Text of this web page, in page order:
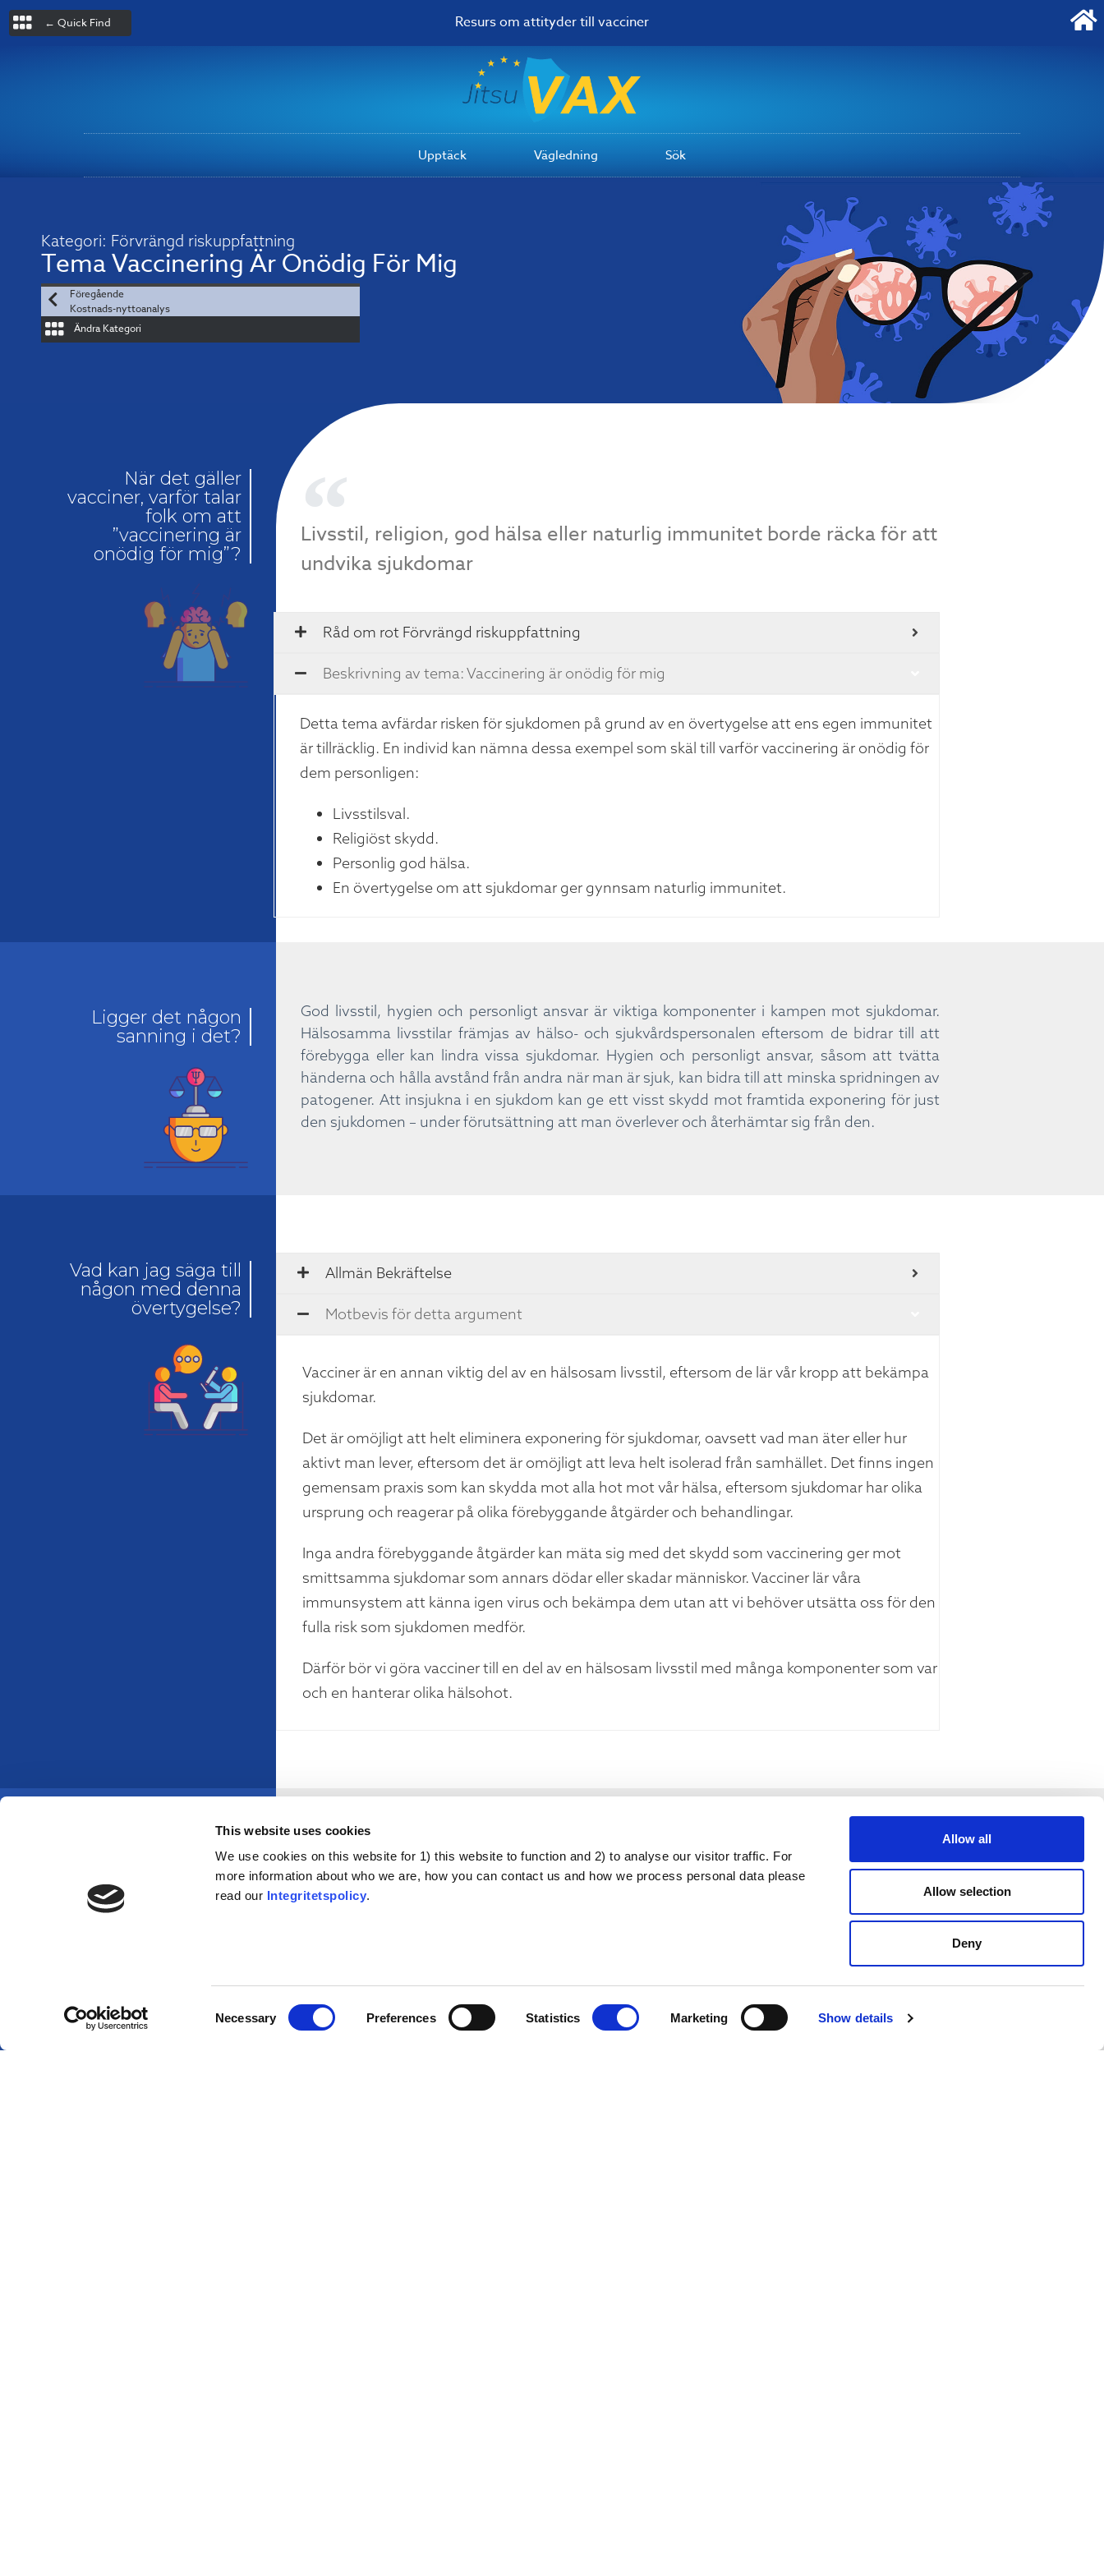
This website uses cookies
We use cookies on this website for 1) this website to function and 2) to analyse our visitor traffic. For
more information about who we are, how you can contact us and how we process personal data please
read our Integritetspolicy.
Selection
Necessary Preferences Statistics Marketing Show details
Allow all
Allow selection
Deny
← Quick Find Resurs om attityder till vacciner
Upptäck Vägledning Sök
Kategori: Förvrängd riskuppfattning
TemaVaccinering Är Onödig För Mig
Föregående
Kostnads-nyttoanalys
Ändra Kategori
När det gäller
vacciner, varför talar
folk om att
”vaccinering är
onödig för mig”?
Livsstil, religion, god hälsa eller naturlig immunitet borde räcka för att
undvika sjukdomar
Råd om rot Förvrängd riskuppfattning
Beskrivning av tema: Vaccinering är onödig för mig
Detta tema avfärdar risken för sjukdomen på grund av en övertygelse att ens egen immunitet
är tillräcklig. En individ kan nämna dessa exempel som skäl till varför vaccinering är onödig för
dem personligen:
Livsstilsval.
Religiöst skydd.
Personlig god hälsa.
En övertygelse om att sjukdomar ger gynnsam naturlig immunitet.
Ligger det någon
sanning i det?
God livsstil, hygien och personligt ansvar är viktiga komponenter i kampen mot sjukdomar.
Hälsosamma livsstilar främjas av hälso- och sjukvårdspersonalen eftersom de bidrar till att
förebygga eller kan lindra vissa sjukdomar. Hygien och personligt ansvar, såsom att tvätta
händerna och hålla avstånd från andra när man är sjuk, kan bidra till att minska spridningen av
patogener. Att insjukna i en sjukdom kan ge ett visst skydd mot framtida exponering för just
den sjukdomen – under förutsättning att man överlever och återhämtar sig från den.
Vad kan jag säga till
någon med denna
övertygelse?
Allmän Bekräftelse
Motbevis för detta argument
Vacciner är en annan viktig del av en hälsosam livsstil, eftersom de lär vår kropp att bekämpa
sjukdomar.
Det är omöjligt att helt eliminera exponering för sjukdomar, oavsett vad man äter eller hur
aktivt man lever, eftersom det är omöjligt att leva helt isolerad från samhället. Det finns ingen
gemensam praxis som kan skydda mot alla hot mot vår hälsa, eftersom sjukdomar har olika
ursprung och reagerar på olika förebyggande åtgärder och behandlingar.
Inga andra förebyggande åtgärder kan mäta sig med det skydd som vaccinering ger mot
smittsamma sjukdomar som annars dödar eller skadar människor. Vacciner lär våra
immunsystem att känna igen virus och bekämpa dem utan att vi behöver utsätta oss för den
fulla risk som sjukdomen medför.
Därför bör vi göra vacciner till en del av en hälsosam livsstil med många komponenter som var
och en hanterar olika hälsohot.
Var kan jag hitta mer
information?
Mer information:
Riskuppfattning kring covid-19.
Akademiska referenser:
Introduktion till uppfattningen om hälsorisker.